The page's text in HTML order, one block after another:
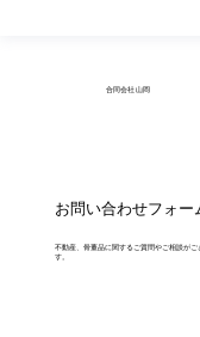
合同会社 山岡
お問い合わせフォー
不動産、骨董品に関するご質問やご相談が
す。